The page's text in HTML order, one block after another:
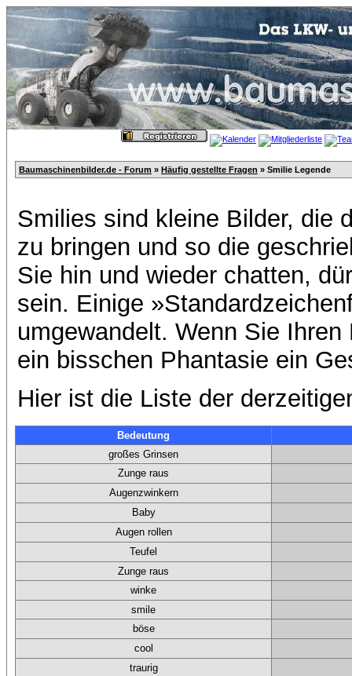
Baumaschinenbilder.de - Forum » Häufig gestellte Fragen » Smilie Legende
Smilies sind kleine Bilder, die
zu bringen und so die
Sie hin und wieder chatten,
sein. Einige
umgewandelt. Wenn Sie
ein bisschen Phantasie ein
Hier ist die Liste der
Bedeutung
großes Grinsen
Zunge raus
Augenzwinkern
Baby
Augen rollen
Teufel
Zunge raus
winke
smile
böse
cool
traurig